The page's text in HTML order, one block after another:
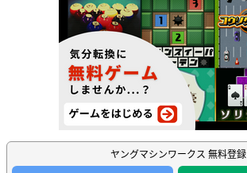
ヤングマシンワークス 無料登録